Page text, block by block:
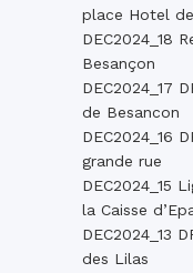
place Hotel
DEC2024_18
Besançon
DEC2024_17
de Besancon
DEC2024_16
grande rue
DEC2024_15
la Caisse
DEC2024_13
des Lilas